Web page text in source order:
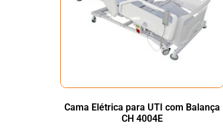
Cama Elétrica para UTI com Balança
CH 4004E